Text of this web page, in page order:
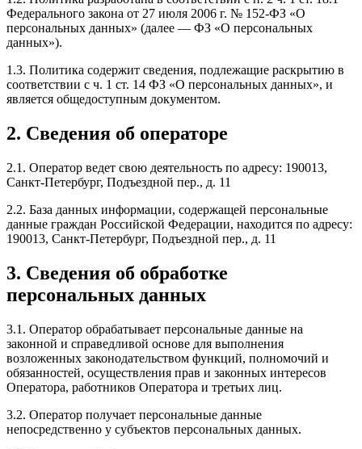
Федерального закона от 27 июля 2006 г. № 152-ФЗ «О
персональных данных» (далее — ФЗ «О персональных
данных»).
1.3. Политика содержит сведения, подлежащие раскрытию в
соответствии с ч. 1 ст. 14 ФЗ «О персональных данных», и
является общедоступным документом.
2. Сведения об операторе
2.1. Оператор ведет свою деятельность по адресу: 190013,
Санкт-Петербург, Подъездной пер., д. 11
2.2. База данных информации, содержащей персональные
данные граждан Российской Федерации, находится по адресу:
190013, Санкт-Петербург, Подъездной пер., д. 11
3. Сведения об обработке
персональных данных
3.1. Оператор обрабатывает персональные данные на
законной и справедливой основе для выполнения
возложенных законодательством функций, полномочий и
обязанностей, осуществления прав и законных интересов
Оператора, работников Оператора и третьих лиц.
3.2. Оператор получает персональные данные
непосредственно у субъектов персональных данных.